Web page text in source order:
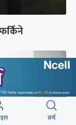
सर्च